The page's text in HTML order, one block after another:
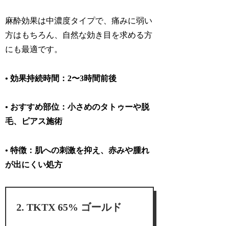
麻酔効果は中濃度タイプで、痛みに弱い
方はもちろん、自然な効き目を求める方
にも最適です。
• 効果持続時間：2〜3時間前後
• おすすめ部位：小さめのタトゥーや脱
毛、ピアス施術
• 特徴：肌への刺激を抑え、赤みや腫れ
が出にくい処方
TKTX 65% ゴールド